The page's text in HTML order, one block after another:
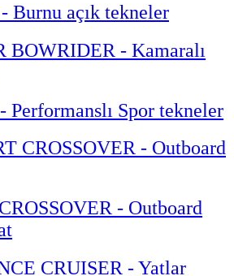
Burnu açık tekneler
BOWRIDER - Kamaralı
Performanslı Spor tekneler
CROSSOVER - Outboard
- Outboard
CRUISER - Yatlar